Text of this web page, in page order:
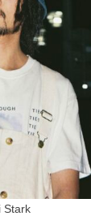
Stark